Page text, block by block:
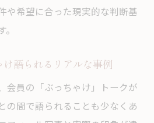
敗例で後悔しない方法
ラックリスト事例と対策法
や希望に合った現実的な判断基
語られるリアルな事例
会員の「ぶっちゃけ」トークが
の間で語られることも少なくあ